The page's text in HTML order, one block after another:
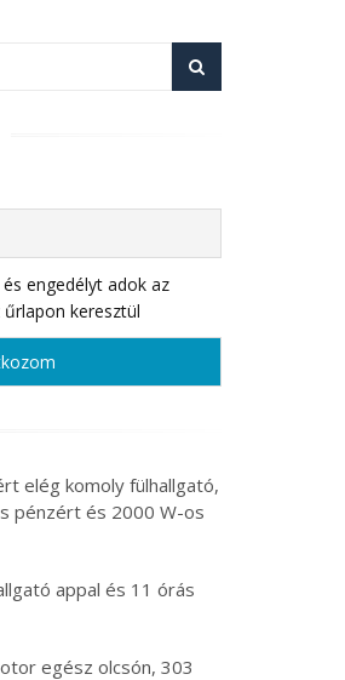
engedélyt adok az
keresztül
elég komoly fülhallgató,
pénzért és 2000 W-os
appal és 11 órás
egész olcsón, 303